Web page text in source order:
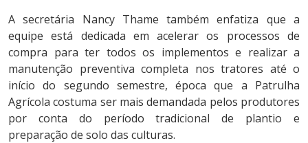
A secretária Nancy Thame também enfatiza que a
equipe está dedicada em acelerar os processos de
compra para ter todos os implementos e realizar a
manutenção preventiva completa nos tratores até o
início do segundo semestre, época que a Patrulha
Agrícola costuma ser mais demandada pelos produtores
por conta do período tradicional de plantio e
preparação de solo das culturas.